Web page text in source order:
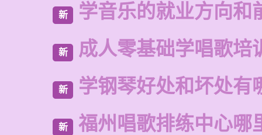
新 学音乐的就业方向和
新 成人零基础学唱歌培
新 学钢琴好处和坏处有
新 福州唱歌排练中心哪